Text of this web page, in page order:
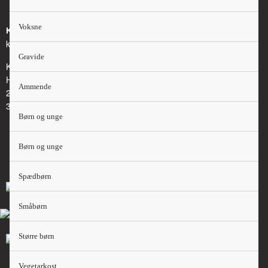
Voksne
Gravide
Ammende
Børn og unge
Børn og unge
Spædbørn
Småbørn
Større børn
Vegetarkost
Kontakt
kosthaandbogen@kost.dk
Kost og Ernæringsforbundet
Holmbladsgade 70
2300 København S
3163 6600